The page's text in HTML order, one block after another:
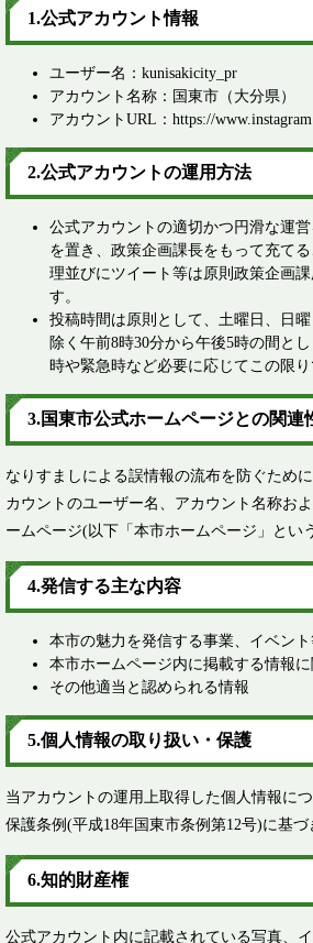
1.公式アカウント情報​
ユーザー名：kunisakicity_pr
アカウント名称：国東市（大分県）
アカウントURL：https://
2.公式アカウントの運用方法​
公式アカウントの適切かつ円滑な運
を置き、政策企画課長をもって充て
理並びにツイート等は原則政策企画
す。
投稿時間は原則として、土曜日、日
除く午前8時30分から午後5時の間と
時や緊急時など必要に応じてこの限り
3.国東市公式ホームページとの関連
なりすましによる誤情報の流布を防ぐため
カウントのユーザー名、アカウント名称お
ームページ(以下「本市ホームページ」とい
4.発信する主な内容​
本市の魅力を発信する事業、イベン
本市ホームページ内に掲載する情報
その他適当と認められる情報
5.個人情報の取り扱い・保護 ​
当アカウントの運用上取得した個人情報に
保護条例(平成18年国東市条例第12号)に基づ
6.知的財産権​
公式アカウント内に記載されている写真、